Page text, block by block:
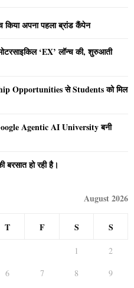
अपना पहला ब्रांड कैंपेन
‘EX’ लॉन्च की, शुरुआती
Opportunities से Students को मिल
Agentic AI University बनी
बरसात हो रही है।
August 2026
T F S S
1
2
6 7 8
9